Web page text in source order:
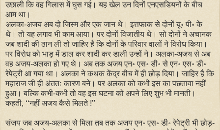
उछाली कि वह गिलास में घुस गई। यह खेल उन दिनों एनएसडियनों के बीच
आम था।
अलका-अजय अब दो जिस्म और एक जान थे। इत्तफाक से दोनों यू॰ पी॰ के
थे। तो यह लगाव भी काम आया। पर दोनों विजातीय थे। सो दोनों ने अचानक
जब शादी की ठान ली तो जाहिर है कि दोनों के परिवार वालों ने विरोध किया।
पर विरोध को भाड़ में डाल कर शादी कर डाली उन्हों ने। अलका-अजय से अब
वह अजय-अलका हो गए थे। अब तक अजय एन॰ एस॰ डी॰ से एन॰ एस॰ डी॰
रेपेट्री आ गया था। अलका ने कथक केंद्र बीच में ही छोड़ दिया। जाहिर है कि
महाराज जी ही अंततः कारण बने। पर अलका को कभी इस का पछतावा नहीं
हुआ। बल्कि कभी-कभी तो वह इस घटना को अपने लिए शुभ भी मानती।
कहती, ‘‘नहीं अजय कैसे मिलते !’’
संजय जब अजय-अलका से मिला तब तक अजय एन॰ एस॰ डी॰ रेपेट्री भी छोड़-